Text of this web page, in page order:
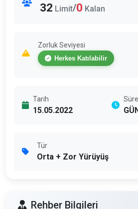
32 Limit/0 Kalan
Zorluk Seviyesi
Herkes Katılabilir
Tarih
15.05.2022
Süre
Tür
Orta + Zor Yürüyüş
Rehber Bilgileri